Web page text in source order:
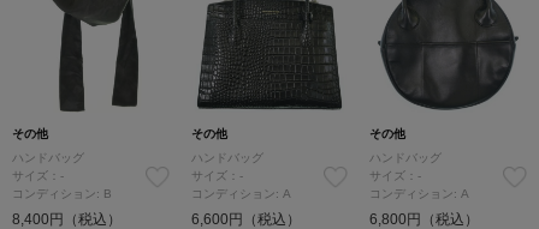
その他
ハンドバッグ
サイズ：-
コンディション: B
8,400円（税込）
その他
ハンドバッグ
サイズ：-
コンディション: A
6,600円（税込）
その他
ハンドバッグ
サイズ：-
コンディション: A
6,800円（税込）